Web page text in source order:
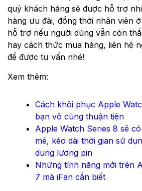
quý khách hàng sẽ được hỗ trợ
hàng ưu đãi, đồng thời nhân viên
hỗ trợ nếu người dùng vẫn còn
hay cách thức mua hàng, liên hệ
để được tư vấn nhé!
Xem thêm:
Cách khôi phục Apple
bạn vô cùng thuận tiện
Apple Watch Series 8 sẽ
mẽ, kéo dài thời gian sử
dung lượng pin
Những tính năng mới trên
7 mà iFan cần biết